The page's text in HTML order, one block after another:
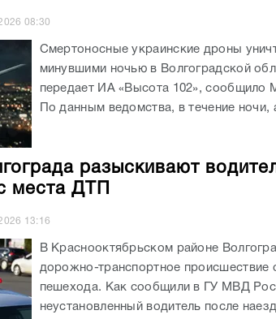
08:30
Смертоносные украинские дроны
минувшими ночью в Волгоградской
передает ИА «Высота 102»,
По данным ведомства, в течение ночи,
разыскивают
места ДТП
13:16
В Краснооктябрьском районе
дорожно-транспортное происшествие
пешехода. Как сообщили в ГУ МВД
неустановленный водитель после